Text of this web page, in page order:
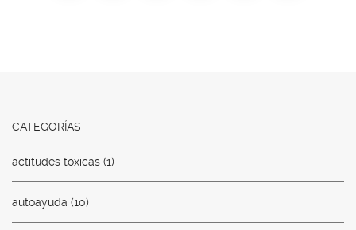
CATEGORÍAS
actitudes tóxicas (1)
autoayuda (10)